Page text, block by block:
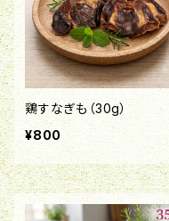
鶏すなぎも（30g）
¥800